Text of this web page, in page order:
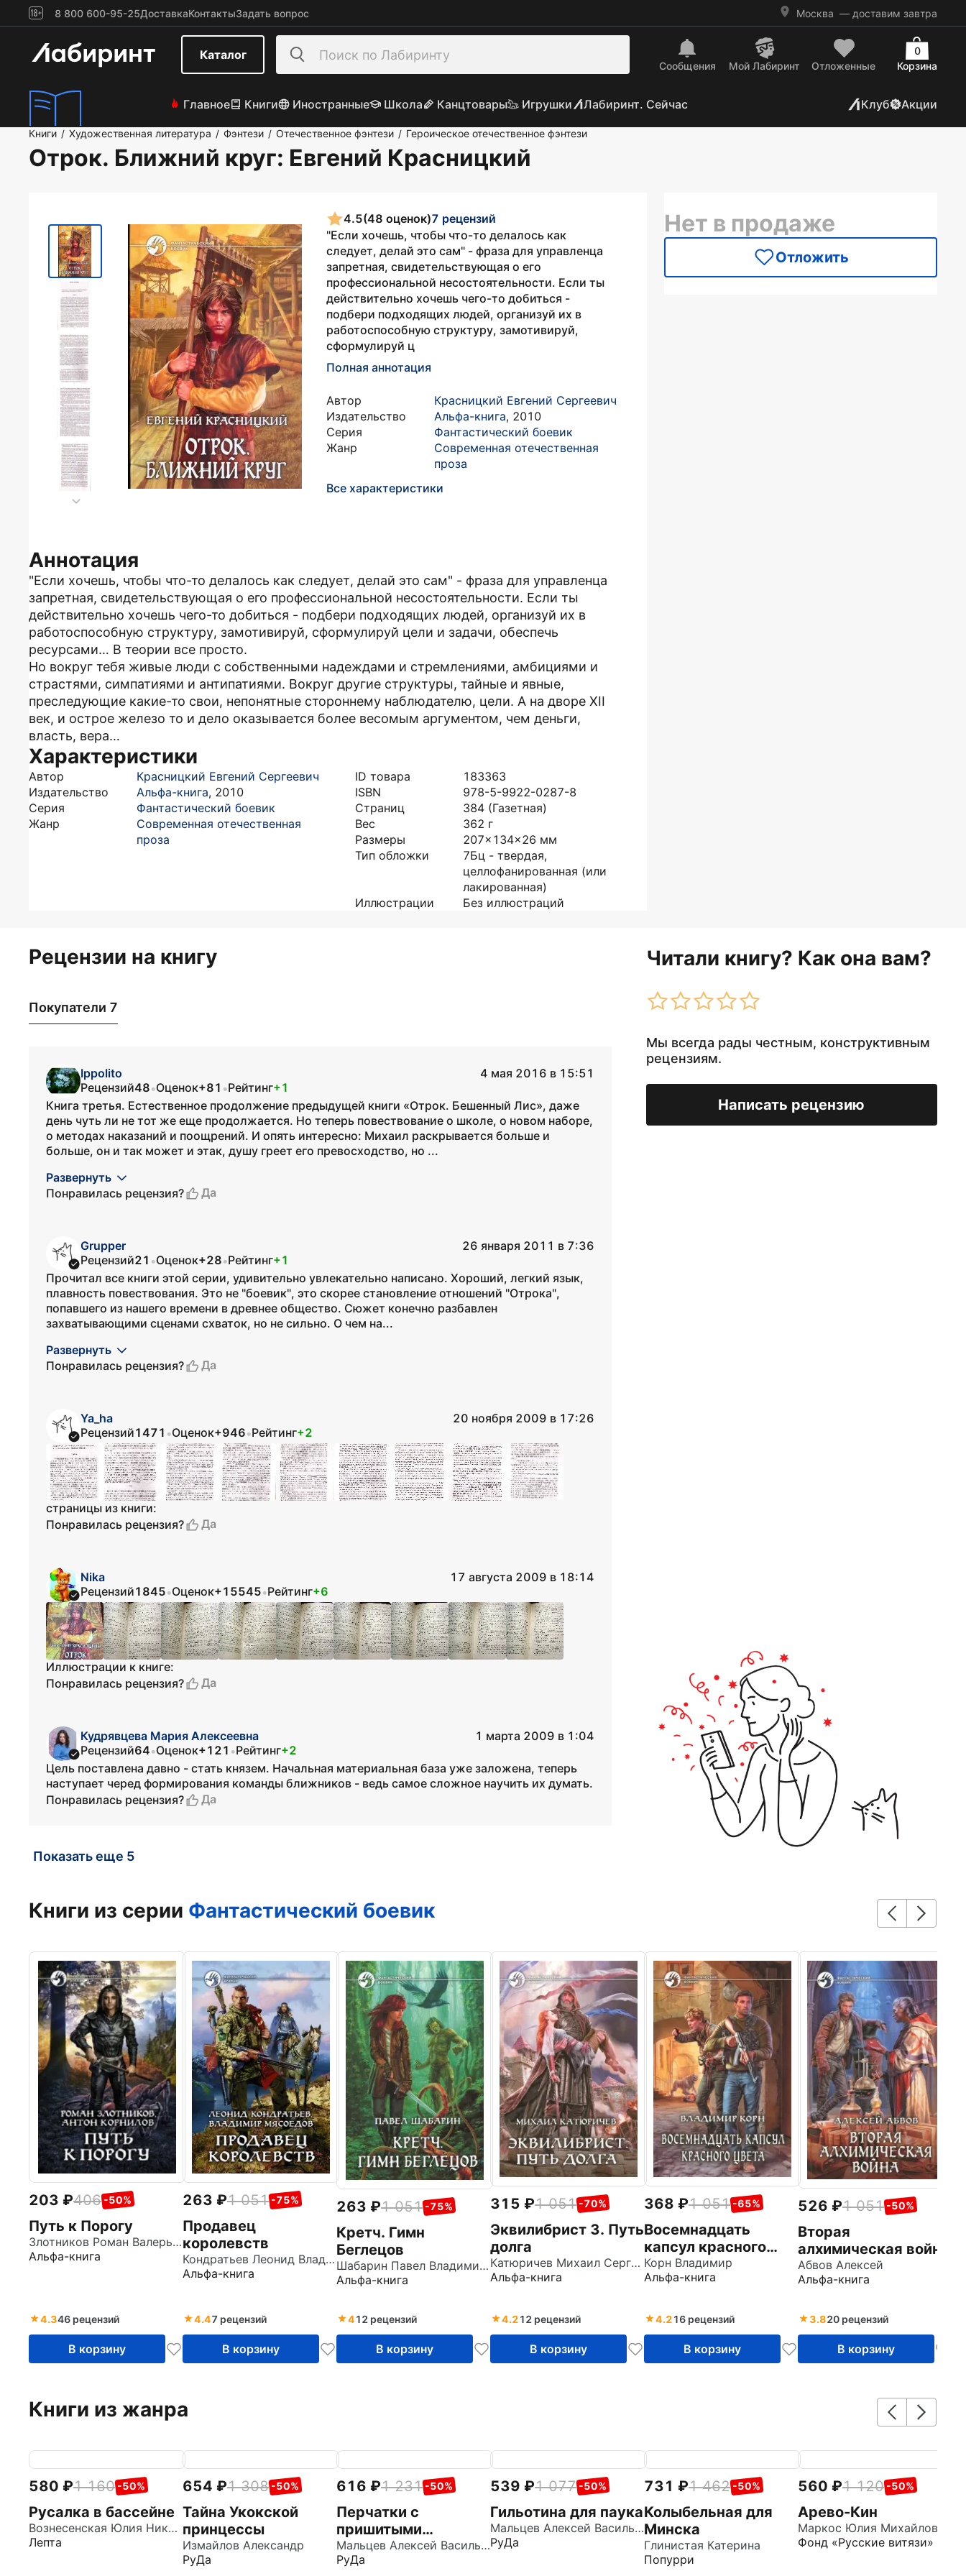
8 800 600-95-25ДоставкаКонтактыЗадать вопрос Москва — доставим завтра
Каталог
Сообщения Mой Лабиринт Отложенные Корзина
0
Главное Книги Иностранные Школа Канцтовары Игрушки Лабиринт. Сейчас Клуб Акции
Книги / Художественная литература / Фэнтези / Отечественное фэнтези / Героическое отечественное фэнтези
Отрок. Ближний круг: Евгений Красницкий
4.5(48 оценок)7 рецензий
"Если хочешь, чтобы что-то делалось как
следует, делай это сам" - фраза для управленца
запретная, свидетельствующая о его
профессиональной несостоятельности. Если ты
действительно хочешь чего-то добиться -
подбери подходящих людей, организуй их в
работоспособную структуру, замотивируй,
сформулируй ц
Полная аннотация
Автор
Красницкий Евгений Сергеевич
Издательство
Альфа-книга, 2010
Серия
Фантастический боевик
Жанр
Современная отечественная
проза
Все характеристики
Аннотация
"Если хочешь, чтобы что-то делалось как следует, делай это сам" - фраза для управленца
запретная, свидетельствующая о его профессиональной несостоятельности. Если ты
действительно хочешь чего-то добиться - подбери подходящих людей, организуй их в
работоспособную структуру, замотивируй, сформулируй цели и задачи, обеспечь
ресурсами… В теории все просто.
Но вокруг тебя живые люди с собственными надеждами и стремлениями, амбициями и
страстями, симпатиями и антипатиями. Вокруг другие структуры, тайные и явные,
преследующие какие-то свои, непонятные стороннему наблюдателю, цели. А на дворе XII
век, и острое железо то и дело оказывается более весомым аргументом, чем деньги,
власть, вера…
Характеристики
Автор
Красницкий Евгений Сергеевич
Издательство
Альфа-книга, 2010
Серия
Фантастический боевик
Жанр
Современная отечественная
проза
ID товара
183363
ISBN
978-5-9922-0287-8
Страниц
384 (Газетная)
Вес
362 г
Размеры
207x134x26 мм
Тип обложки
7Бц - твердая,
целлофанированная (или
лакированная)
Иллюстрации
Без иллюстраций
Нет в продаже
Отложить
Рецензии на книгу Читали книгу? Как она вам?
Мы всегда рады честным, конструктивным
рецензиям.
Написать рецензию
Покупатели 7
Ippolito
4 мая 2016 в 15:51
Рецензий48•Оценок+81 •Рейтинг+1
Книга третья. Естественное продолжение предыдущей книги «Отрок. Бешенный Лис», даже
день чуть ли не тот же еще продолжается. Но теперь повествование о школе, о новом наборе,
о методах наказаний и поощрений. И опять интересно: Михаил раскрывается больше и
больше, он и так может и этак, душу греет его превосходство, но ...
Развернуть
Понравилась рецензия?
Да
Grupper
26 января 2011 в 7:36
Рецензий21 •Оценок+28•Рейтинг+1
Прочитал все книги этой серии, удивительно увлекательно написано. Хороший, легкий язык,
плавность повествования. Это не "боевик", это скорее становление отношений "Отрока",
попавшего из нашего времени в древнее общество. Сюжет конечно разбавлен
захватывающими сценами схваток, но не сильно. О чем на...
Развернуть
Понравилась рецензия?
Да
Ya_ha
20 ноября 2009 в 17:26
Рецензий1471 •Оценок+946•Рейтинг+2
страницы из книги:
Понравилась рецензия?
Да
Nika
17 августа 2009 в 18:14
Рецензий1845•Оценок+15545•Рейтинг+6
Иллюстрации к книге:
Понравилась рецензия?
Да
Кудрявцева Мария Алексеевна
1 марта 2009 в 1:04
Рецензий64•Оценок+121 •Рейтинг+2
Цель поставлена давно - стать князем. Начальная материальная база уже заложена, теперь
наступает черед формирования команды ближников - ведь самое сложное научить их думать.
Понравилась рецензия?
Да
Показать еще 5
Книги из серии Фантастический боевик
203 406 -50%
Путь к Порогу
Злотников Роман Валерьевич
Альфа-книга
4.346 рецензий
В корзину
263 1 051 -75%
Продавец
королевств
Кондратьев Леонид Владимирович
Альфа-книга
4.47 рецензий
В корзину
263 1 051 -75%
Кретч. Гимн
Беглецов
Шабарин Павел Владимирович
Альфа-книга
412 рецензий
В корзину
315 1 051 -70%
Эквилибрист 3. Путь
долга
Катюричев Михаил Сергеевич
Альфа-книга
4.212 рецензий
В корзину
368 1 051 -65%
Восемнадцать
капсул красного
цвета
Корн Владимир
Альфа-книга
4.216 рецензий
В корзину
526 1 051 -50%
Вторая
алхимическая война
Абвов Алексей
Альфа-книга
3.820 рецензий
В корзину
Книги из жанра
580 1 160 -50%
Русалка в бассейне
Вознесенская Юлия Николаевна
Лепта
654 1 308 -50%
Тайна Укокской
принцессы
Измайлов Александр
РуДа
616 1 231 -50%
Перчатки с
пришитыми
пальцами
Мальцев Алексей Васильевич
РуДа
539 1 077 -50%
Гильотина для паука
Мальцев Алексей Васильевич
РуДа
731 1 462 -50%
Колыбельная для
Минска
Глинистая Катерина
Попурри
560 1 120 -50%
Арево-Кин
Маркос Юлия Михайловна
Фонд «Русские витязи»